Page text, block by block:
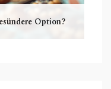
Option?